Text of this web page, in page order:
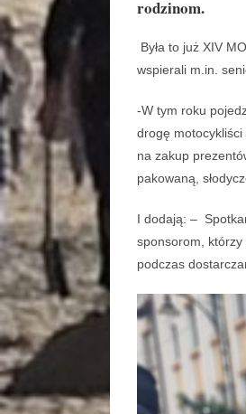
rodzinom.
Była to już XIV
wspierali m.in.
-W tym roku
drogę
na zakup
pakowaną,
I dodają: –
sponsorom,
podczas